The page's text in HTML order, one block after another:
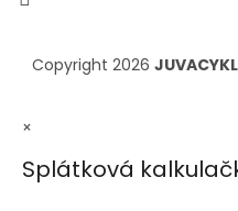
Copyright 2026
×
Splátková